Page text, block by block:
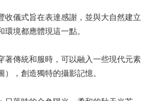
收儀式旨在表達感謝，並與大自然建立
環境都應體現這一點。
著傳統和服時，可以融入一些現代元素
），創造獨特的攝影記憶。